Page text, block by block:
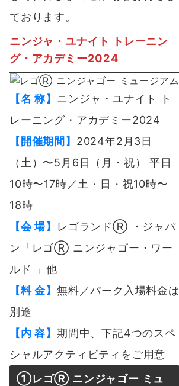
ております。
ニンジャ・ユナイト トレーニン
グ・アカデミー2024
【名 称】 ニンジャ・ユナイト ト
レーニング・アカデミー2024
【開催期間】 2024年2月3日
（土）〜5月6日（月・祝） 平日
10時〜17時／土・日・祝10時〜
18時
【会 場】 レゴランドⓇ ・ジャパ
ン「レゴⓇ ニンジャゴー・ワー
ルド 」他
【料 金】 無料／パーク入場料金は
別途
【内 容】 期間中、下記4つのスペ
シャルアクティビティをご用意
①レゴⓇ ニンジャゴー ミュ